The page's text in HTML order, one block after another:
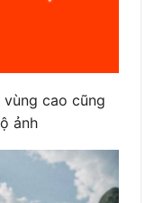
cao cũng
ảnh